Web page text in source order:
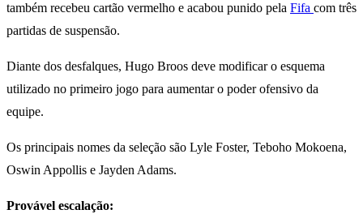
também recebeu cartão vermelho e acabou punido pela Fifa com três
partidas de suspensão.
Diante dos desfalques, Hugo Broos deve modificar o esquema
utilizado no primeiro jogo para aumentar o poder ofensivo da
equipe.
Os principais nomes da seleção são Lyle Foster, Teboho Mokoena,
Oswin Appollis e Jayden Adams.
Provável escalação: